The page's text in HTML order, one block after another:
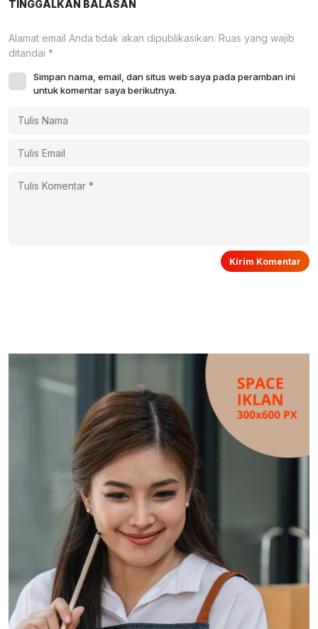
TINGGALKAN BALASAN
Alamat email Anda tidak akan dipublikasikan. Ruas yang wajib
ditandai *
Simpan nama, email, dan situs web saya pada peramban ini
untuk komentar saya berikutnya.